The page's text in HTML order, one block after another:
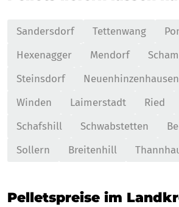
Sandersdorf Tettenwang
Hexenagger
Mendorf
Steinsdorf
Neuenhinzenhausen
Winden
Laimerstadt Ried
Schafshill
Schwabstetten
Sollern
Breitenhill
Pelletspreise im